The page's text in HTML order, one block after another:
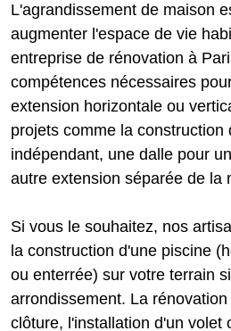
L'agrandissement de maison
augmenter l'espace de vie
entreprise de rénovation à
compétences nécessaires
extension horizontale ou
projets comme la construction
indépendant, une dalle pour
autre extension séparée de la
Si vous le souhaitez, nos
la construction d'une piscine
ou enterrée) sur votre terrain
arrondissement. La
clôture, l'installation d'un volet